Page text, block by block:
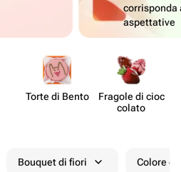
corrisponda
aspettative
Torte di Bento
Fragole di cioc​
colato
Bouquet di fiori Colore